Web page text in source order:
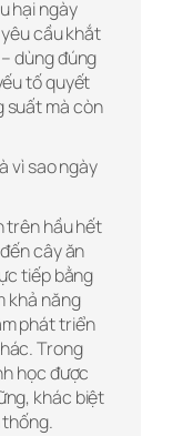
hại ngày
cầu khắt
dùng đúng
tố quyết
suất mà còn
vì sao ngày
trên hầu hết
cây ăn
tiếp bằng
khả năng
phát triển
Trong
học được
khác biệt